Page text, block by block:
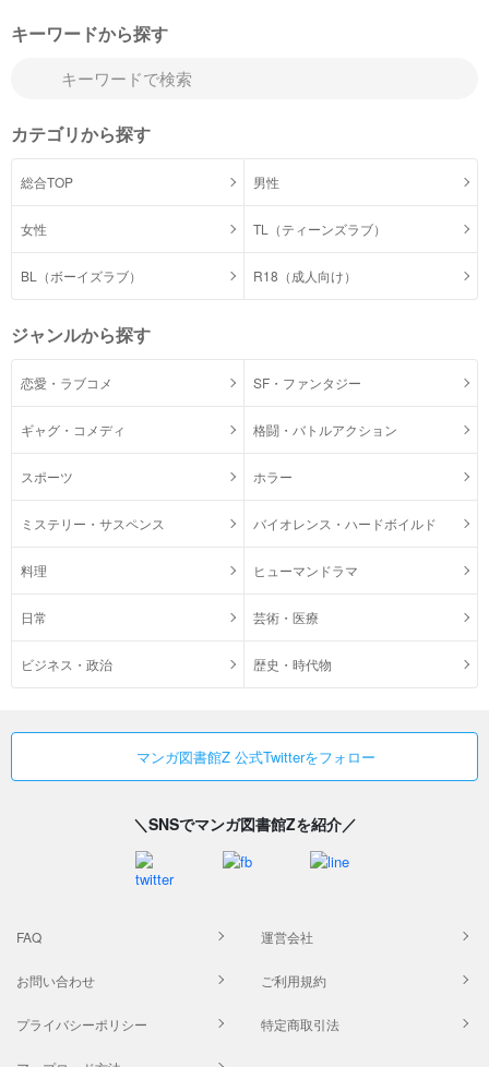
キーワードから探す
カテゴリから探す
総合TOP 男性
女性 TL（ティーンズラブ）
BL（ボーイズラブ） R18（成人向け）
ジャンルから探す
恋愛・ラブコメ SF・ファンタジー
ギャグ・コメディ 格闘・バトルアクション
スポーツ ホラー
ミステリー・サスペンス バイオレンス・ハードボイルド
料理 ヒューマンドラマ
日常 芸術・医療
ビジネス・政治 歴史・時代物
マンガ図書館Z 公式Twitterをフォロー
＼SNSでマンガ図書館Zを紹介／
FAQ 運営会社
お問い合わせ ご利用規約
プライバシーポリシー 特定商取引法